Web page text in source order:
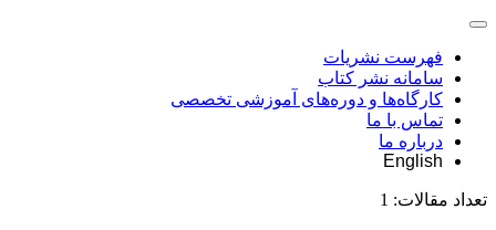
فهرست نشریات
سامانه نشر کتاب
کارگاه‌ها و دوره‌های آموزشی تخصصی
تماس با ما
درباره ما
English
تعداد مقالات: 1